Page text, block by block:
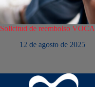
Solicitud de reembolso VOCA
12 de agosto de 2025